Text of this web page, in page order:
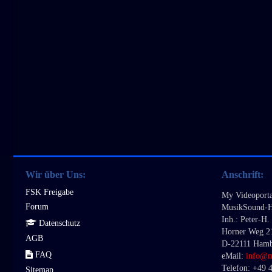
Wir über Uns:
FSK Freigabe
Forum
Datenschutz
AGB
FAQ
Sitemap
Anschrift:
My
MusikSound-
Inh.: Peter-H.
Horner Weg
D-22111
eMail:
Telefon: +49